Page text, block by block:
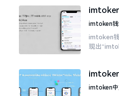
打开钱包
文说清
imtoken钱
imtoken
现出
我也曾短
用户的
imtoken中